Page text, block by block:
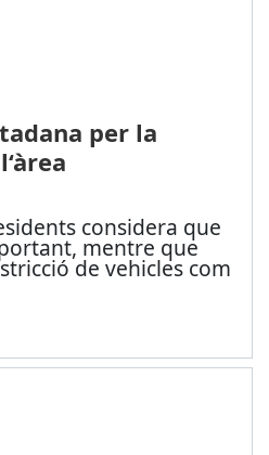
per la
considera que
mentre que
de vehicles com